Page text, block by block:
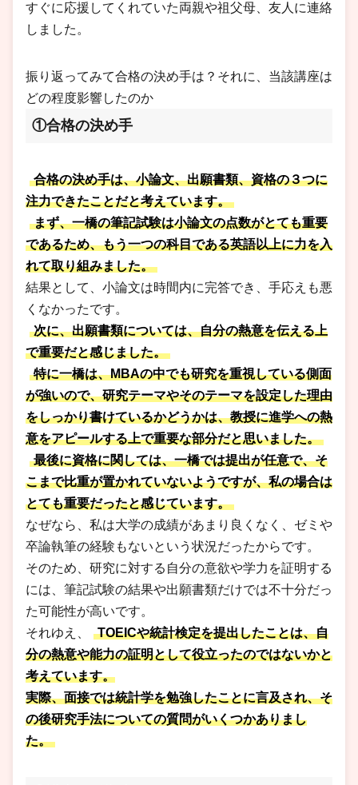
すぐに応援してくれていた両親や祖父母、友人に連絡
しました。
振り返ってみて合格の決め手は？それに、当該講座は
どの程度影響したのか
①合格の決め手
合格の決め手は、小論文、出願書類、資格の３つに
注力できたことだと考えています。
まず、一橋の筆記試験は小論文の点数がとても重要
であるため、もう一つの科目である英語以上に力を入
れて取り組みました。
結果として、小論文は時間内に完答でき、手応えも悪
くなかったです。
次に、出願書類については、自分の熱意を伝える上
で重要だと感じました。
特に一橋は、MBAの中でも研究を重視している側面
が強いので、研究テーマやそのテーマを設定した理由
をしっかり書けているかどうかは、教授に進学への熱
意をアピールする上で重要な部分だと思いました。
最後に資格に関しては、一橋では提出が任意で、そ
こまで比重が置かれていないようですが、私の場合は
とても重要だったと感じています。
なぜなら、私は大学の成績があまり良くなく、ゼミや
卒論執筆の経験もないという状況だったからです。
そのため、研究に対する自分の意欲や学力を証明する
には、筆記試験の結果や出願書類だけでは不十分だっ
た可能性が高いです。
それゆえ、
TOEICや統計検定を提出したことは、自
分の熱意や能力の証明として役立ったのではないかと
考えています。
実際、面接では統計学を勉強したことに言及され、そ
の後研究手法についての質問がいくつかありまし
た。